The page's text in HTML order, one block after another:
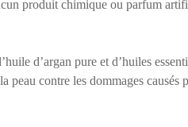
produit chimique ou parfum
d’argan pure et d’huiles
contre les dommages